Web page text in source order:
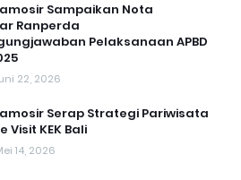
Sampaikan Nota
Ranperda
Pelaksanaan APBD
22, 2026
Serap Strategi Pariwisata
Visit KEK Bali
14, 2026